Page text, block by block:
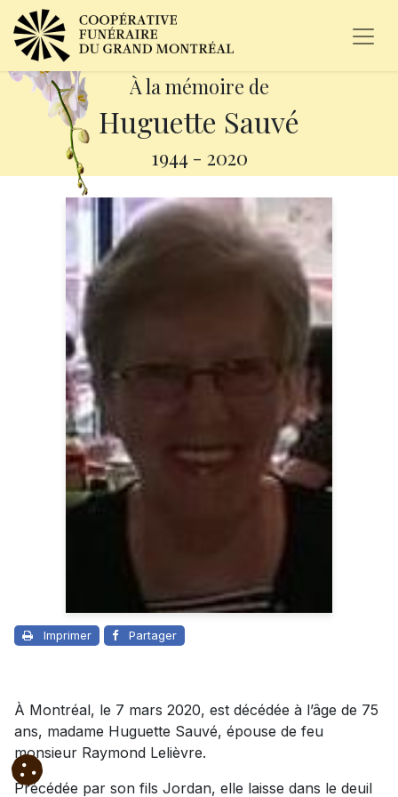
À la mémoire de
Huguette Sauvé
1944 - 2020
Imprimer Partager
À Montréal, le 7 mars 2020, est décédée à l’âge de 75
ans, madame Huguette Sauvé, épouse de feu
monsieur Raymond Lelièvre.
Précédée par son fils Jordan, elle laisse dans le deuil